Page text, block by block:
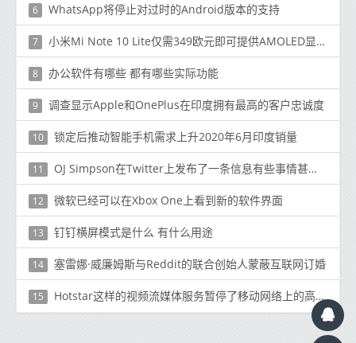
6 WhatsApp将停止对过时的Android版本的支持
7 小米Mi Note 10 Lite仅需349欧元即可提供AMOLED显示屏，四摄像头等
8 办公软件有哪些 都有哪些实际功能
9 调查显示Apple和OnePlus在印度拥有最高的客户忠诚度
10 锁定后推动智能手机需求上升2020年6月印度销量
11 OJ Simpson在Twitter上发布了一条信息有些事情甚至要做
12 微软已经可以在Xbox One上看到新的软件界面
13 钉钉横屏模式是什么 有什么用途
14 塞雷娜·威廉姆斯与Reddit的联合创始人蒙蔽互联网订婚
15 Hotstar这样的视频流媒体服务暂停了移动网络上的高清流媒体